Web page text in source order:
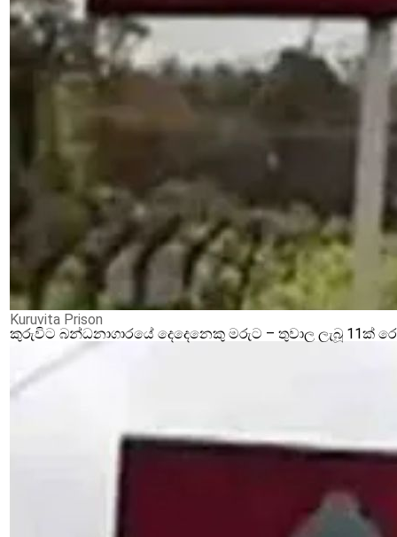
Kuruvita Prison
කුරුවිට බන්ධනාගාරයේ දෙදෙනෙකු මරුට – තුවාල ලැබූ 11ක්